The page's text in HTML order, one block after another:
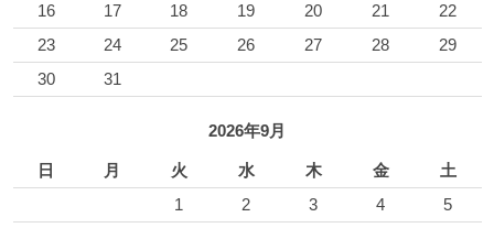
16
17 18 19 20 21
22
23
24 25 26 27 28
29
30
31
2026年9月
日 月 火 水 木 金
土
1
2 3 4
5